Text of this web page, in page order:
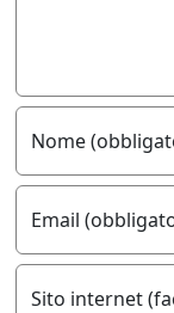
Nome
Email
Sito internet